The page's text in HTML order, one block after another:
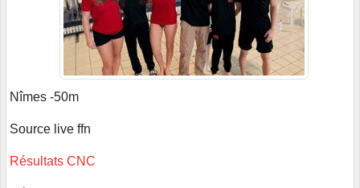
Nîmes -50m
Source live ffn
Résultats CNC